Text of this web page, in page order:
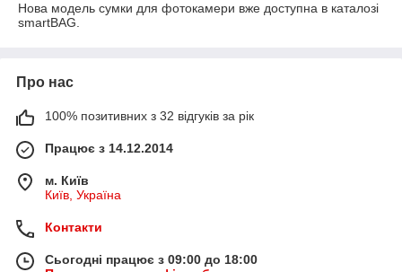
Нова модель сумки для фотокамери вже доступна в каталозі
smartBAG.
Про нас
100% позитивних з 32 відгуків за рік
Працює з 14.12.2014
м. Київ
Київ, Україна
Контакти
Сьогодні працює з 09:00 до 18:00